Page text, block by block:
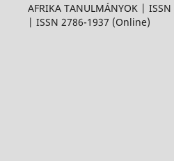
AFRIKA TANULMÁNYOK |
| ISSN 2786-1937 (Online)